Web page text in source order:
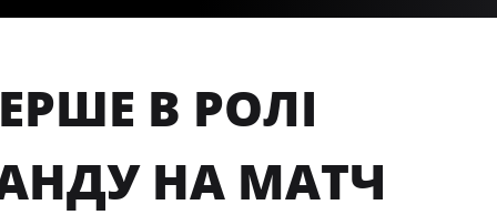
В РОЛІ
НА МАТЧ